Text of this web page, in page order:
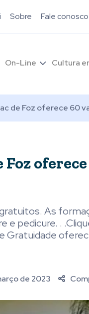
Sobre Fale conosco
On-Line Cultura
de Foz oferece 60
As
e pedicure. .
Gratuidade
de 2023